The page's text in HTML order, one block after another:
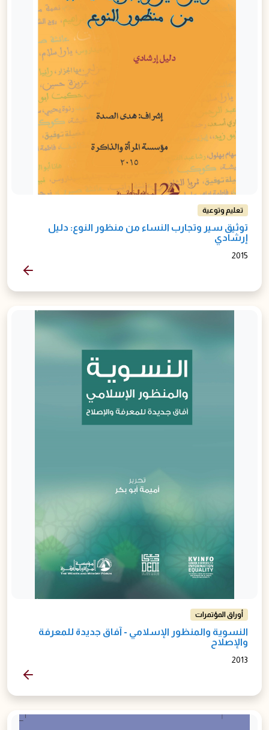
تعليم وتوعية
توثيق سير وتجارب النساء من منظور النوع: دليل
إرشادي
2015
المزيد
أوراق المؤتمرات
النسوية والمنظور الإسلامي - آفاق جديدة للمعرفة
والإصلاح
2013
المزيد